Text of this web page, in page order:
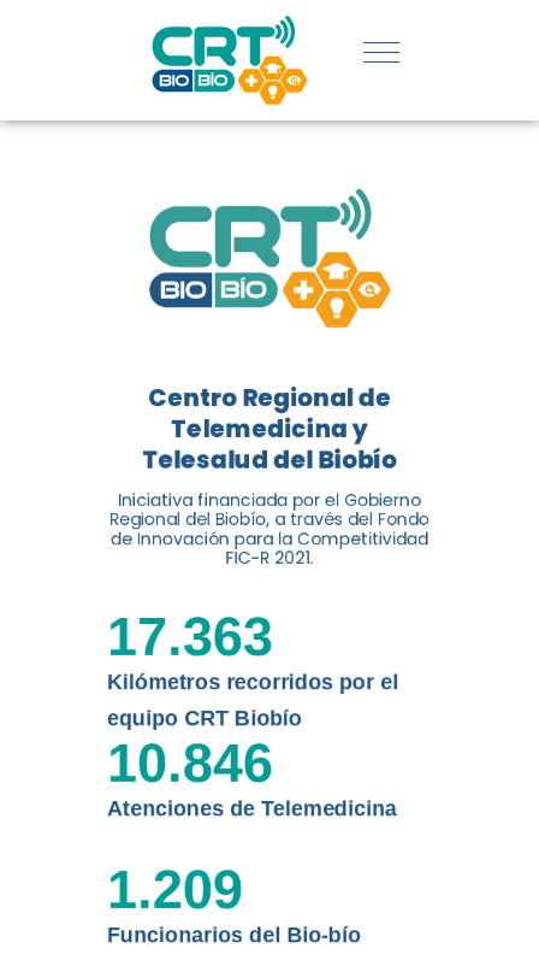
REGIÓN:
CONOCE
LOGROS
DE CRT
BIOBÍO
El Centro Regional de
Telemedicina y Telesalud del
Biobío presenta el balance de
tres años acercando la salud
digital a los habitantes...
Leer más
Centro Regional de
Telemedicina y
Telesalud del Biobío
Iniciativa financiada por el Gobierno
Regional del Biobío, a través del Fondo
de Innovación para la Competitividad
FIC-R 2021.
Kilómetros recorridos por el
equipo CRT Biobío
17.363
Atenciones de Telemedicina
10.846
Funcionarios del Bio-bío
1.209